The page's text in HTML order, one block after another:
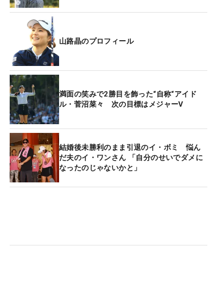
山路晶のプロフィール
満面の笑みで2勝目を飾った“自称“アイド
ル・菅沼菜々 次の目標はメジャーV
結婚後未勝利のまま引退のイ・ボミ 悩ん
だ夫のイ・ワンさん 「自分のせいでダメに
なったのじゃないかと」